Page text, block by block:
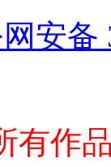
安备
有作